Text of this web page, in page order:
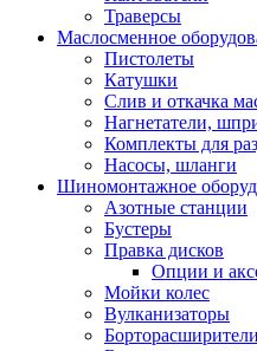
Траверсы
Маслосменное
Пистолеты
Катушки
Слив и откачка
Нагнетатели,
Комплекты для
Насосы, шланги
Шиномонтажное
Азотные станции
Бустеры
Правка дисков
Опции и
Мойки колес
Вулканизаторы
Борторасширители